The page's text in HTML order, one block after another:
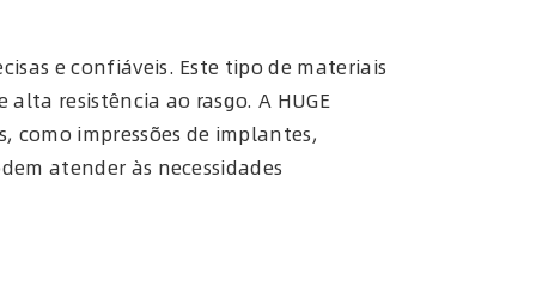
العربية
e confiáveis. Este tipo de materiais
resistência ao rasgo. A HUGE
impressões de implantes,
atender às necessidades